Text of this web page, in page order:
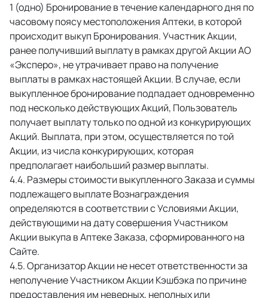
1 (одно) Бронирование в течение календарного дня по
часовому поясу местоположения Аптеки, в которой
происходит выкуп Бронирования. Участник Акции,
ранее получивший выплату в рамках другой Акции АО
«Эксперо», не утрачивает право на получение
выплаты в рамках настоящей Акции. В случае, если
выкупленное бронирование подпадает одновременно
под несколько действующих Акций, Пользователь
получает выплату только по одной из конкурирующих
Акций. Выплата, при этом, осуществляется по той
Акции, из числа конкурирующих, которая
предполагает наибольший размер выплаты.
Размеры стоимости выкупленного Заказа и суммы
подлежащего выплате Вознаграждения
определяются в соответствии с Условиями Акции,
действующими на дату совершения Участником
Акции выкупа в Аптеке Заказа, сформированного на
Сайте.
Организатор Акции не несет ответственности за
неполучение Участником Акции Кэшбэка по причине
предоставления им неверных, неполных или